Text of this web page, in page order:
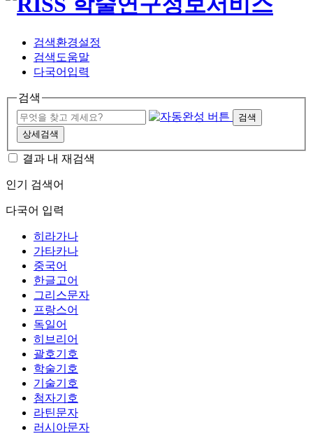
검색환경설정
검색도움말
다국어입력
검색
검색
상세검색
결과 내 재검색
인기 검색어
다국어 입력
히라가나
가타카나
중국어
한글고어
그리스문자
프랑스어
독일어
히브리어
괄호기호
학술기호
기술기호
첨자기호
라틴문자
러시아문자